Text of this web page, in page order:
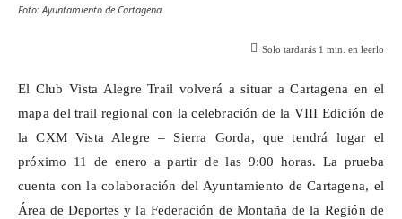
Foto: Ayuntamiento de Cartagena
Solo tardarás 1 min. en leerlo
El Club Vista Alegre Trail volverá a situar a Cartagena en el
mapa deltrail regional con la celebración de la VIII Edición de
la CXM Vista Alegre – Sierra Gorda, que tendrá lugar el
próximo 11 de enero a partir de las 9:00 horas. La prueba
cuenta con la colaboración del Ayuntamiento de Cartagena, el
Área de Deportes y la Federación de Montaña de la Región de